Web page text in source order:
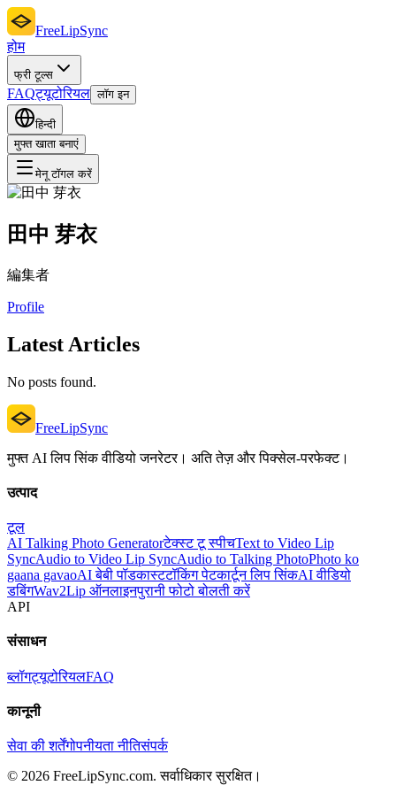
FreeLipSync
होम
फ्री टूल्स
FAQट्यूटोरियल लॉग इन
हिन्दी
मुफ्त खाता बनाएं
मेनू टॉगल करें
田中 芽衣
編集者
Profile
Latest Articles
No posts found.
FreeLipSync
मुफ्त AI लिप सिंक वीडियो जनरेटर। अति तेज़ और पिक्सेल-परफेक्ट।
उत्पाद
टूल
AI Talking Photo Generatorटेक्स्ट टू स्पीचText to Video Lip
SyncAudio to Video Lip SyncAudio to Talking PhotoPhoto ko
gaana gavaoAI बेबी पॉडकास्टटॉकिंग पेटकार्टून लिप सिंकAI वीडियो
डबिंगWav2Lip ऑनलाइनपुरानी फोटो बोलती करें
API
संसाधन
ब्लॉगट्यूटोरियलFAQ
कानूनी
सेवा की शर्तेंगोपनीयता नीतिसंपर्क
© 2026 FreeLipSync.com. सर्वाधिकार सुरक्षित।